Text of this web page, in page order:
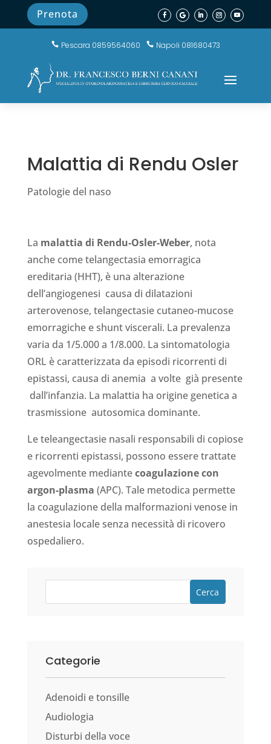
Prenota
 Pescara 0859564060  Napoli 081680473
Malattia di Rendu Osler
Patologie del naso
La malattia di Rendu-Osler-Weber, nota
anche come telangectasia emorragica
ereditaria (HHT), è una alterazione
dell’angiogenesi causa di dilatazioni
arterovenose, telangectasie cutaneo-mucose
emorragiche e shunt viscerali. La prevalenza
varia da 1/5.000 a 1/8.000. La sintomatologia
ORL è caratterizzata da episodi ricorrenti di
epistassi, causa di anemia a volte già presente
dall’infanzia. La malattia ha origine genetica a
trasmissione autosomica dominante.
Le teleangectasie nasali responsabili di copiose
e ricorrenti epistassi, possono essere trattate
agevolmente mediantecoagulazione con
argon-plasma (APC). Tale metodica permette
la coagulazione della malformazioni venose in
anestesia locale senza necessità di ricovero
ospedaliero.
Cerca
Categorie
Adenoidi e tonsille
Audiologia
Disturbi della voce